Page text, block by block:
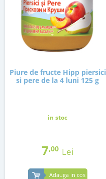
Piure de fructe Hipp piersici
si pere de la 4 luni 125 g
in stoc
7,00 Lei
Adauga in cos